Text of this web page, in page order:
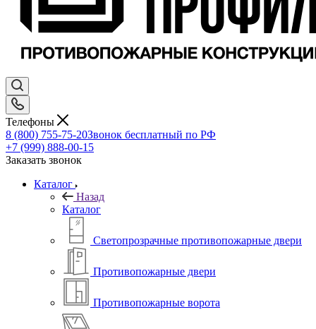
Телефоны
8 (800) 755-75-20Звонок бесплатный по РФ
+7 (999) 888-00-15
Заказать звонок
Каталог
Назад
Каталог
Светопрозрачные противопожарные двери
Противопожарные двери
Противопожарные ворота